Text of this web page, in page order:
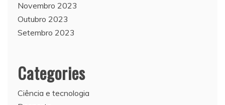
Novembro 2023
Outubro 2023
Setembro 2023
Categories
Ciência e tecnologia